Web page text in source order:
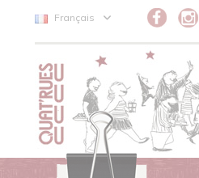
Français